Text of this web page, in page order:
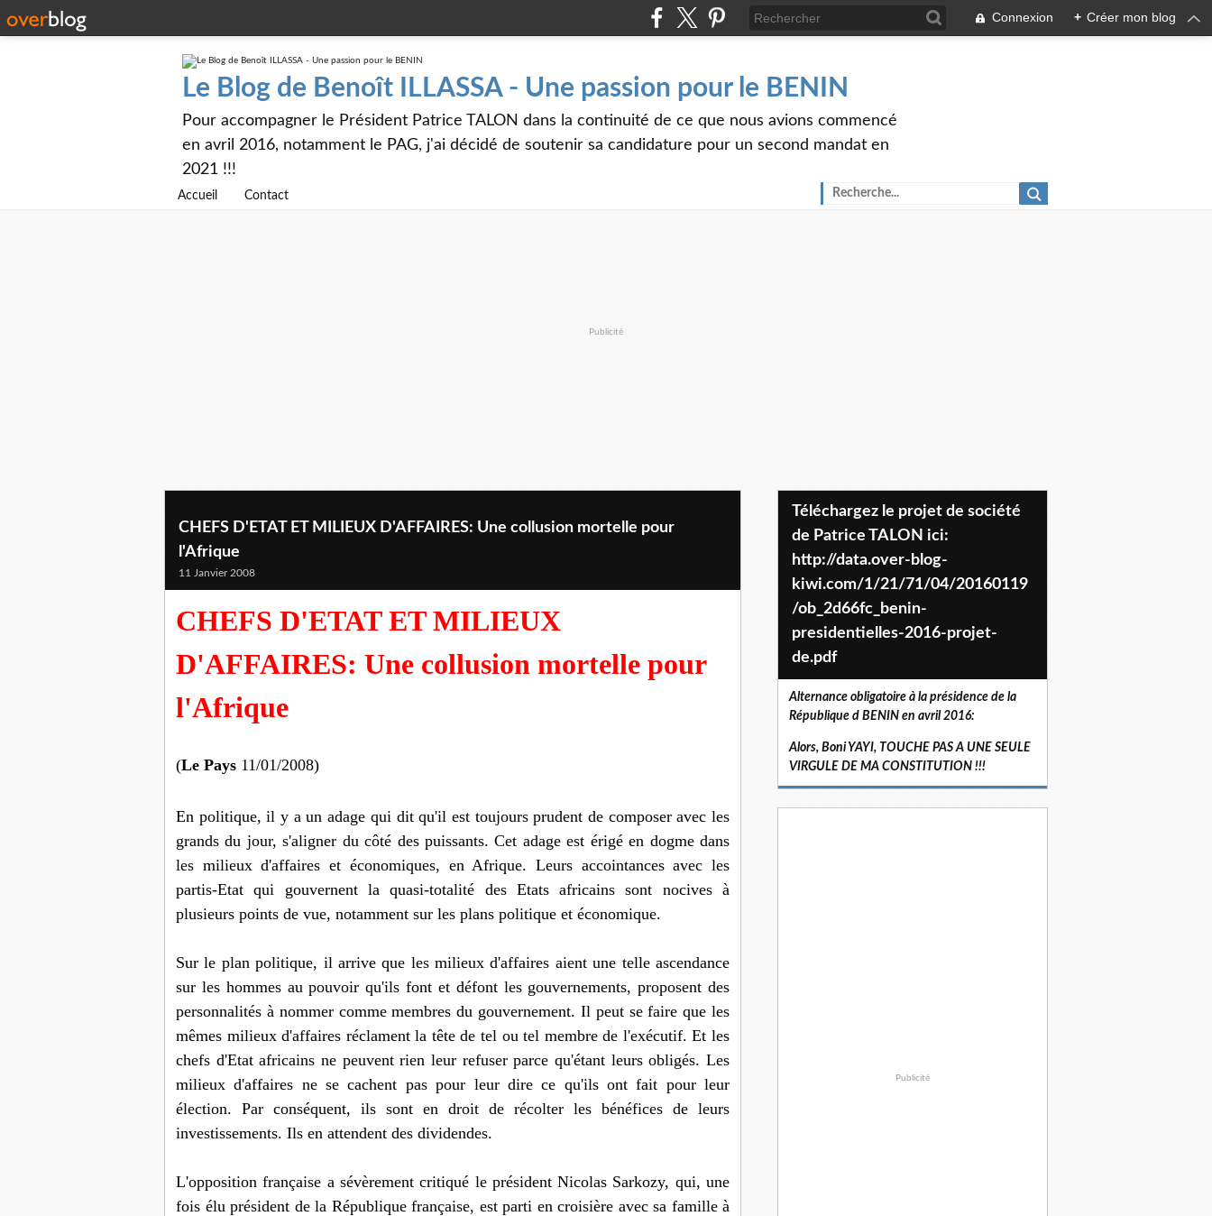
Connexion + Créer mon blog
Le Blog de Benoît ILLASSA - Une passion pour le BENIN
Pour accompagner le Président Patrice TALON dans la continuité de ce que nous avions commencé
en avril 2016, notamment le PAG, j'ai décidé de soutenir sa candidature pour un second mandat en
2021 !!!
Accueil Contact
Publicité
CHEFS D'ETAT ET MILIEUX D'AFFAIRES: Une collusion mortelle pour
l'Afrique
11 Janvier 2008
CHEFS D'ETAT ET MILIEUX
D'AFFAIRES: Une collusion mortelle pour
l'Afrique
(Le Pays 11/01/2008)
En politique, il y a un adage qui dit qu'il est toujours prudent de composer avec les
grands du jour, s'aligner du côté des puissants. Cet adage est érigé en dogme dans
les milieux d'affaires et économiques, en Afrique. Leurs accointances avec les
partis-Etat qui gouvernent la quasi-totalité des Etats africains sont nocives à
plusieurs points de vue, notamment sur les plans politique et économique.
Sur le plan politique, il arrive que les milieux d'affaires aient une telle ascendance
sur les hommes au pouvoir qu'ils font et défont les gouvernements, proposent des
personnalités à nommer comme membres du gouvernement. Il peut se faire que les
mêmes milieux d'affaires réclament la tête de tel ou tel membre de l'exécutif. Et les
chefs d'Etat africains ne peuvent rien leur refuser parce qu'étant leurs obligés. Les
milieux d'affaires ne se cachent pas pour leur dire ce qu'ils ont fait pour leur
élection. Par conséquent, ils sont en droit de récolter les bénéfices de leurs
investissements. Ils en attendent des dividendes.
L'opposition française a sévèrement critiqué le président Nicolas Sarkozy, qui, une
fois élu président de la République française, est parti en croisière avec sa famille à
Téléchargez le projet de société
de Patrice TALON ici:
http://data.over-blog-
kiwi.com/1/21/71/04/20160119
/ob_2d66fc_benin-
presidentielles-2016-projet-
de.pdf
Alternance obligatoire à la présidence de la
République d BENIN en avril 2016:
Alors, Boni YAYI, TOUCHE PAS A UNE SEULE
VIRGULE DE MA CONSTITUTION !!!
Publicité